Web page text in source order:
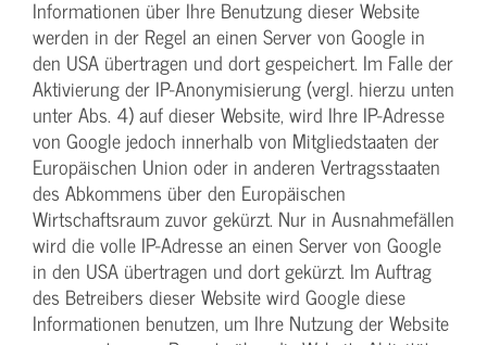
Informationen über Ihre Benutzung dieser Website
werden in der Regel an einen Server von Google in
den USA übertragen und dort gespeichert. Im Falle der
Aktivierung der IP-Anonymisierung (vergl. hierzu unten
unter Abs. 4) auf dieser Website, wird Ihre IP-Adresse
von Google jedoch innerhalb von Mitgliedstaaten der
Europäischen Union oder in anderen Vertragsstaaten
des Abkommens über den Europäischen
Wirtschaftsraum zuvor gekürzt. Nur in Ausnahmefällen
wird die volle IP-Adresse an einen Server von Google
in den USA übertragen und dort gekürzt. Im Auftrag
des Betreibers dieser Website wird Google diese
Informationen benutzen, um Ihre Nutzung der Website